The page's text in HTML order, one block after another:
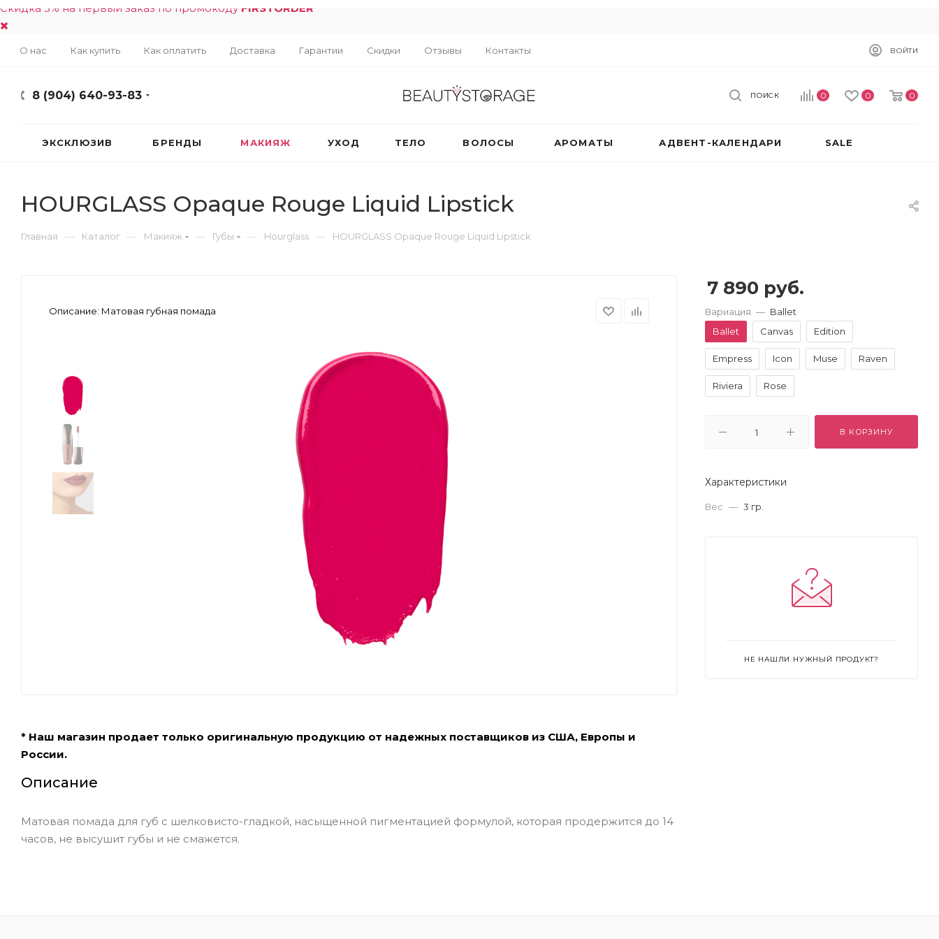
Скидка 5% на первый заказ по промокоду FIRSTORDER
О нас Как купить Как оплатить Доставка Гарантии Скидки Отзывы Контакты ВОЙТИ
8 (904) 640-93-83 0 0 0
ПОИСК
ЭКСКЛЮЗИВ БРЕНДЫ МАКИЯЖ УХОД ТЕЛО ВОЛОСЫ АРОМАТЫ АДВЕНТ-КАЛЕНДАРИ SALE
HOURGLASS Opaque Rouge Liquid Lipstick
Главная — Каталог — Макияж — Губы — Hourglass — HOURGLASS Opaque Rouge Liquid Lipstick
Описание: Матовая губная помада
* Наш магазин продает только оригинальную продукцию от надежных поставщиков из США, Европы и
России.
Описание
Матовая помада для губ с шелковисто-гладкой, насыщенной пигментацией формулой, которая продержится до 14
часов, не высушит губы и не смажется.
7 890 руб.
Вариация — Ballet
Ballet
Canvas Edition
Empress Icon Muse Raven
Riviera Rose
В КОРЗИНУ
Характеристики
Вес — 3 гр.
НЕ НАШЛИ НУЖНЫЙ ПРОДУКТ?